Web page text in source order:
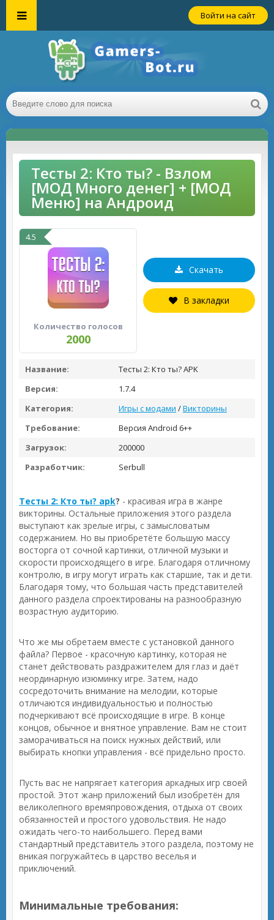
Войти на сайт
Тесты 2: Кто ты? - Взлом
[МОД Много денег] + [МОД
Меню] на Андроид
4.5
Количество голосов
2000
Скачать
В закладки
Название:
Тесты 2: Кто ты? APK
Версия:
1.7.4
Категория:
Игры с модами /Викторины
Требование:
Версия Android 6++
Загрузок:
200000
Разработчик:
Serbull
Тесты 2: Кто ты? apk? - красивая игра в жанре
викторины. Остальные приложения этого раздела
выступают как зрелые игры, с замысловатым
содержанием. Но вы приобретёте большую массу
восторга от сочной картинки, отличной музыки и
скорости происходящего в игре. Благодаря отличному
контролю, в игру могут играть как старшие, так и дети.
Благодаря тому, что большая часть представителей
данного раздела спроектированы на разнообразную
возрастную аудиторию.
Что же мы обретаем вместе с установкой данного
файла? Первое - красочную картинку, которая не
станет действовать раздражителем для глаз и даёт
неординарную изюминку игре. Затем, надо
сосредоточить внимание на мелодии, которые
отличаются индивидуальностью и полностью
подчеркивают всё происходящие в игре. В конце
концов, обычное и внятное управление. Вам не стоит
заморачиваться на поиск нужных действий, или
выбирать кнопки управления - всё придельно просто.
Пусть вас не напрягает категория аркадных игр своей
простой. Этот жанр приложений был изобретён для
великолепного времяпровождения, отдыха от своих
обязанностей и простого удовольствия. Не надо
ожидать чего-то наибольшего. Перед вами
стандартный представитель этого раздела, поэтому не
вникая погружайтесь в царство веселья и
приключений.
Минимальные требования: